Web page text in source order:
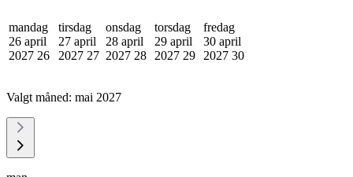
mandag
26 april
2027 26
tirsdag
27 april
2027 27
onsdag
28 april
2027 28
torsdag
29 april
2027 29
fredag
30 april
2027 30
Valgt måned: mai 2027